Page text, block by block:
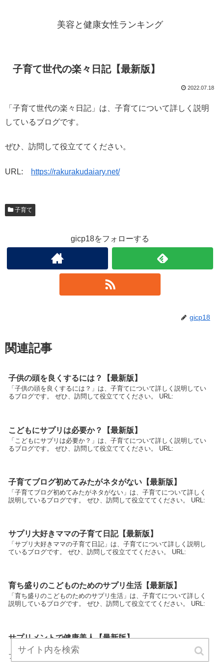
美容と健康女性ランキング
子育て世代の楽々日記【最新版】
2022.07.18
「子育て世代の楽々日記」は、子育てについて詳しく説明
しているブログです。
ぜひ、訪問して役立ててください。
URL: https://rakurakudaiary.net/
子育て
gicp18をフォローする
gicp18
関連記事
子供の頭を良くするには？【最新版】
「子供の頭を良くするには？」は、子育てについて詳しく説明してい
るブログです。 ぜひ、訪問して役立ててください。 URL:
こどもにサプリは必要か？【最新版】
「こどもにサプリは必要か？」は、子育てについて詳しく説明してい
るブログです。 ぜひ、訪問して役立ててください。 URL:
子育てブログ初めてみたがネタがない【最新版】
「子育てブログ初めてみたがネタがない」は、子育てについて詳しく
説明しているブログです。 ぜひ、訪問して役立ててください。 URL:
サプリ大好きママの子育て日記【最新版】
「サプリ大好きママの子育て日記」は、子育てについて詳しく説明し
ているブログです。 ぜひ、訪問して役立ててください。 URL:
育ち盛りのこどものためのサプリ生活【最新版】
「育ち盛りのこどものためのサプリ生活」は、子育てについて詳しく
説明しているブログです。 ぜひ、訪問して役立ててください。 URL:
サプリメントで健康美人【最新版】
「サプリメントで健康美人」は、子育てについて詳しく説明している
ブログです。 ぜひ、訪問して役立ててください。 URL: